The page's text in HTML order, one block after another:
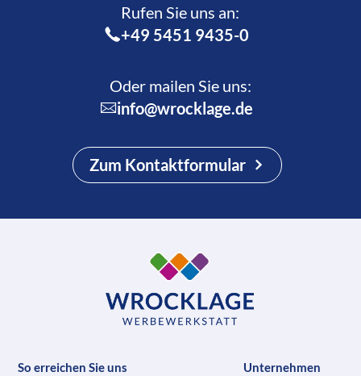
Rufen Sie uns an:­
+49 5451 9435-0
Oder mailen Sie uns:
info@wrocklage.de
Zum Kontaktformular
So erreichen Sie uns
Unternehmen